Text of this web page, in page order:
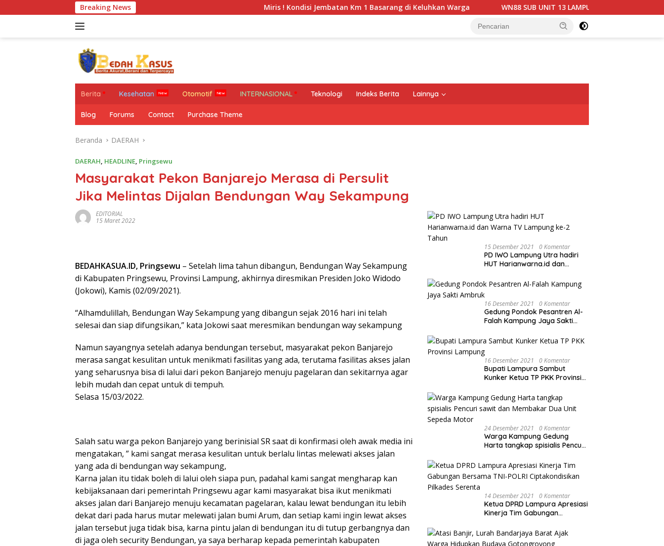
ke
Breaking News Miris ! Kondisi Jembatan Km 1 Basarang di Keluhkan Warga WN88 SUB UNIT 13 LAMPUNG UTARA GELAR RAPAT
Berita Kesehatan Otomotif INTERNASIONAL Teknologi Indeks Berita Lainnya
Blog Forums Contact Purchase Theme
Beranda DAERAH
DAERAH, HEADLINE, Pringsewu
Masyarakat Pekon Banjarejo Merasa di Persulit
Jika Melintas Dijalan Bendungan Way Sekampung
EDITORIAL
15 Maret 2022
BEDAHKASUA.ID, Pringsewu – Setelah lima tahun dibangun, Bendungan Way Sekampung
di Kabupaten Pringsewu, Provinsi Lampung, akhirnya diresmikan Presiden Joko Widodo
(Jokowi), Kamis (02/09/2021).
“Alhamdulillah, Bendungan Way Sekampung yang dibangun sejak 2016 hari ini telah
selesai dan siap difungsikan,” kata Jokowi saat meresmikan bendungan way sekampung
Namun sayangnya setelah adanya bendungan tersebut, masyarakat pekon Banjarejo
merasa sangat kesulitan untuk menikmati fasilitas yang ada, terutama fasilitas akses jalan
yang seharusnya bisa di lalui dari pekon Banjarejo menuju pagelaran dan sekitarnya agar
lebih mudah dan cepat untuk di tempuh.
Selasa 15/03/2022.
Salah satu warga pekon Banjarejo yang berinisial SR saat di konfirmasi oleh awak media ini
mengatakan, ” kami sangat merasa kesulitan untuk berlalu lintas melewati akses jalan
yang ada di bendungan way sekampung,
Karna jalan itu tidak boleh di lalui oleh siapa pun, padahal kami sangat mengharap kan
kebijaksanaan dari pemerintah Pringsewu agar kami masyarakat bisa ikut menikmati
akses jalan dari Banjarejo menuju kecamatan pagelaran, kalau lewat bendungan itu lebih
dekat dari pada harus mutar melewati jalan bumi Arum, dan setiap kami ingin lewat akses
jalan tersebut juga tidak bisa, karna pintu jalan di bendungan itu di tutup gerbangnya dan
di jaga oleh security Bendungan, ya saya berharap kepada pemerintah kabupaten
15 Desember 2021 0 Komentar
PD IWO Lampung Utra hadiri
HUT Harianwarna.id dan
Tahun
16 Desember 2021 0 Komentar
Gedung Pondok Pesantren Al-
Falah Kampung Jaya Sakti
16 Desember 2021 0 Komentar
Bupati Lampura Sambut
Kunker Ketua TP PKK Provinsi
24 Desember 2021 0 Komentar
Warga Kampung Gedung
Harta tangkap spisialis Pencuri
Sepeda Motor
14 Desember 2021 0 Komentar
Ketua DPRD Lampura Apresiasi
Kinerja Tim Gabungan
Ciptakondisikan Pilkades
Serenta